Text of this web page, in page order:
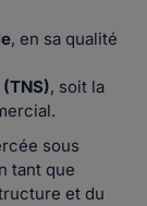
, en sa qualité
, soit la
sous
tant que
et du